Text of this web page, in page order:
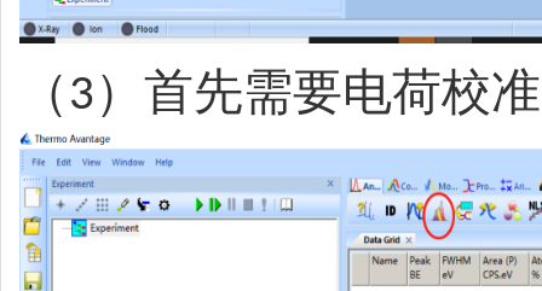
（ 3）首先需要电荷校